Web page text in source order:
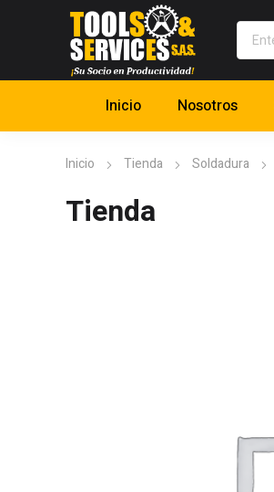
Inicio Nosotros
Inicio Tienda Soldadura
Tienda